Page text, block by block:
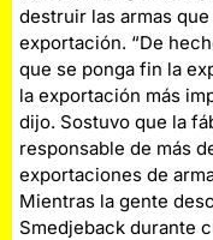
destruir las armas
exportación. “De
que se ponga fin la
la exportación más
dijo. Sostuvo que la
responsable de más
exportaciones de
Mientras la gente
Smedjeback durante